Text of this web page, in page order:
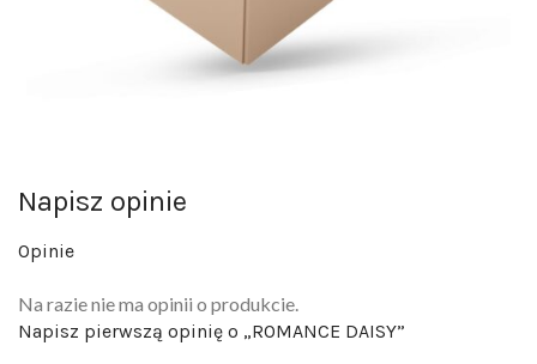
Napisz opinie
Opinie
Na razie nie ma opinii o produkcie.
Napisz pierwszą opinię o „ROMANCE DAISY”